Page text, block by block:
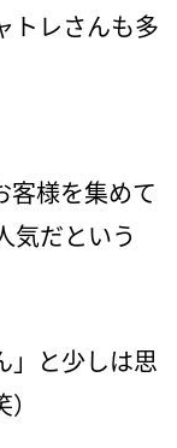
トレさんも多
客様を集めて
気だという
」と少しは思